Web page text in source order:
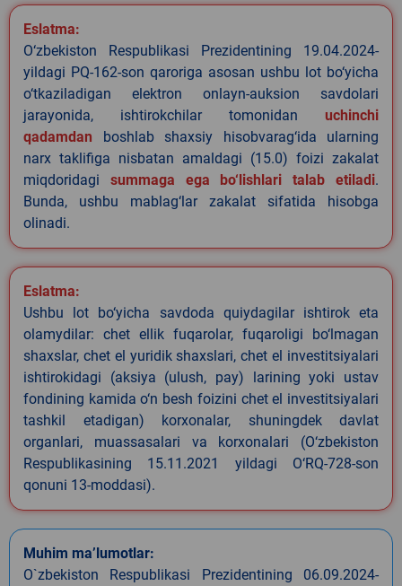
Eslatma:
O‘zbekiston Respublikasi Prezidentining 19.04.2024-
yildagi PQ-162-son qaroriga asosan ushbu lot bo‘yicha
o‘tkaziladigan elektron onlayn-auksion savdolari
jarayonida, ishtirokchilar tomonidan uchinchi
qadamdan boshlab shaxsiy hisobvarag‘ida ularning
narx taklifiga nisbatan amaldagi (15.0) foizi zakalat
miqdoridagi summaga ega bo‘lishlari talab etiladi.
Bunda, ushbu mablag‘lar zakalat sifatida hisobga
olinadi.
Eslatma:
Ushbu lot bo‘yicha savdoda quiydagilar ishtirok eta
olamydilar: chet ellik fuqarolar, fuqaroligi bo‘lmagan
shaxslar, chet el yuridik shaxslari, chet el investitsiyalari
ishtirokidagi (aksiya (ulush, pay) larining yoki ustav
fondining kamida o‘n besh foizini chet el investitsiyalari
tashkil etadigan) korxonalar, shuningdek davlat
organlari, muassasalari va korxonalari (O‘zbekiston
Respublikasining 15.11.2021 yildagi O‘RQ-728-son
qonuni 13-moddasi).
Muhim ma’lumotlar:
O`zbekiston Respublikasi Prezidentining 06.09.2024-